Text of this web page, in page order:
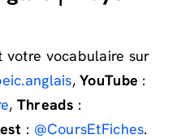
votre vocabulaire sur
,YouTube :
, Threads :
: @CoursEtFiches.